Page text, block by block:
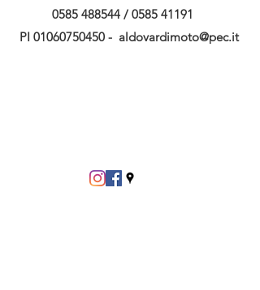
0585 488544 / 0585 41191
PI 01060750450 - aldovardimoto@pec.it